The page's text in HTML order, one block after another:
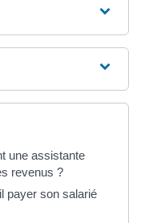
une assistante
revenus ?
payer son salarié